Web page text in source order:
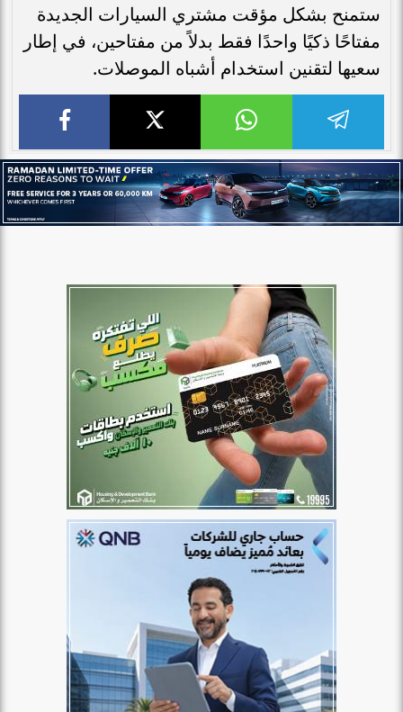
ستمنح بشكل مؤقت مشتري السيارات الجديدة
مفتاحًا ذكيًا واحدًا فقط بدلاً من مفتاحين، في إطار
سعيها لتقنين استخدام أشباه الموصلات.